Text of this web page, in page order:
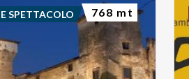
SPETTACOLO 768 mt